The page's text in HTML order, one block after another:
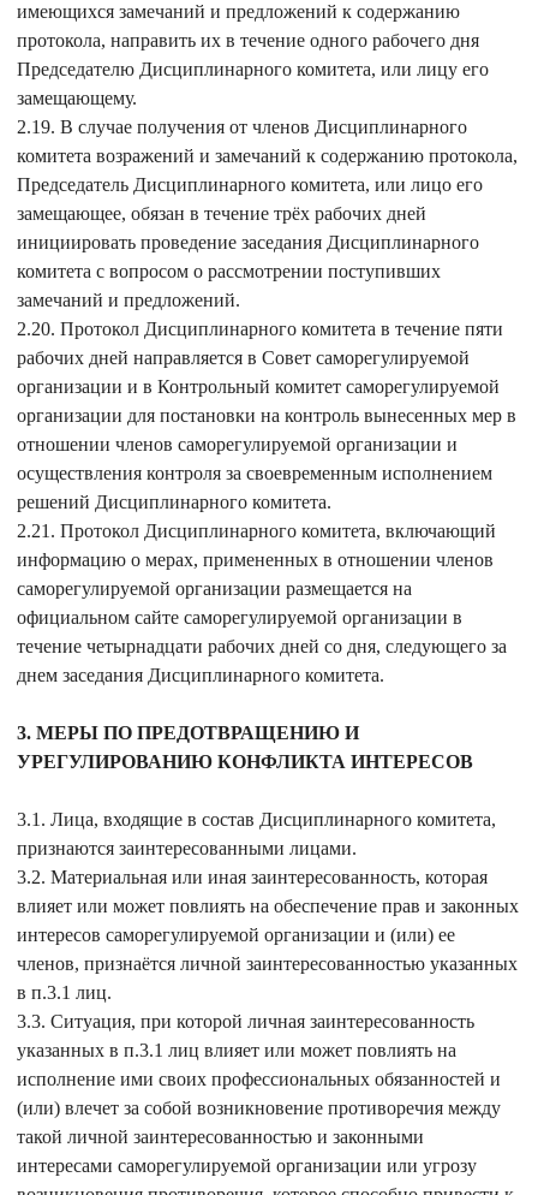
имеющихся замечаний и предложений к содержанию
протокола, направить их в течение одного рабочего дня
Председателю Дисциплинарного комитета, или лицу его
замещающему.
2.19. В случае получения от членов Дисциплинарного
комитета возражений и замечаний к содержанию протокола,
Председатель Дисциплинарного комитета, или лицо его
замещающее, обязан в течение трёх рабочих дней
инициировать проведение заседания Дисциплинарного
комитета с вопросом о рассмотрении поступивших
замечаний и предложений.
2.20. Протокол Дисциплинарного комитета в течение пяти
рабочих дней направляется в Совет саморегулируемой
организации и в Контрольный комитет саморегулируемой
организации для постановки на контроль вынесенных мер в
отношении членов саморегулируемой организации и
осуществления контроля за своевременным исполнением
решений Дисциплинарного комитета.
2.21. Протокол Дисциплинарного комитета, включающий
информацию о мерах, примененных в отношении членов
саморегулируемой организации размещается на
официальном сайте саморегулируемой организации в
течение четырнадцати рабочих дней со дня, следующего за
днем заседания Дисциплинарного комитета.
3. МЕРЫ ПО ПРЕДОТВРАЩЕНИЮ И
УРЕГУЛИРОВАНИЮ КОНФЛИКТА ИНТЕРЕСОВ
3.1. Лица, входящие в состав Дисциплинарного комитета,
признаются заинтересованными лицами.
3.2. Материальная или иная заинтересованность, которая
влияет или может повлиять на обеспечение прав и законных
интересов саморегулируемой организации и (или) ее
членов, признаётся личной заинтересованностью указанных
в п.3.1 лиц.
3.3. Ситуация, при которой личная заинтересованность
указанных в п.3.1 лиц влияет или может повлиять на
исполнение ими своих профессиональных обязанностей и
(или) влечет за собой возникновение противоречия между
такой личной заинтересованностью и законными
интересами саморегулируемой организации или угрозу